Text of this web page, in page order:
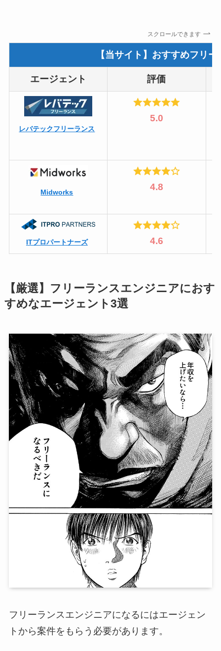
スクロールできます
【当サイト】おすすめフリ
エージェント 評価
レバテックフリーランス
5.0
Midworks 4.8
ITプロパートナーズ 4.6
【厳選】フリーランスエンジニアにおす
すめなエージェント3選
フリーランスエンジニアになるにはエージェン
トから案件をもらう必要があります。